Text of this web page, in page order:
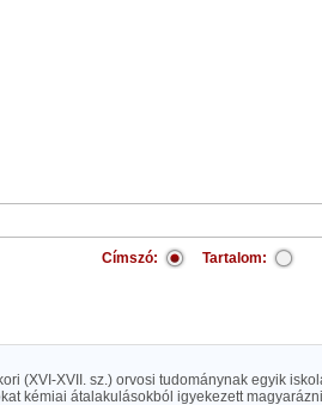
Címszó: Tartalom:
(XVI-XVII. sz.) orvosi tudománynak egyik
kémiai átalakulásokból igyekezett